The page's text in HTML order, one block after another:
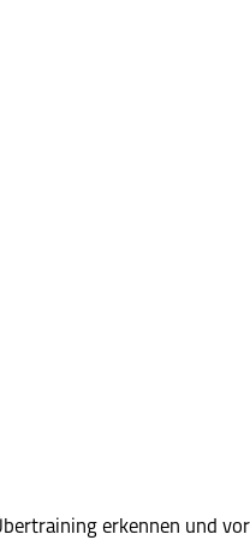
erkennen und